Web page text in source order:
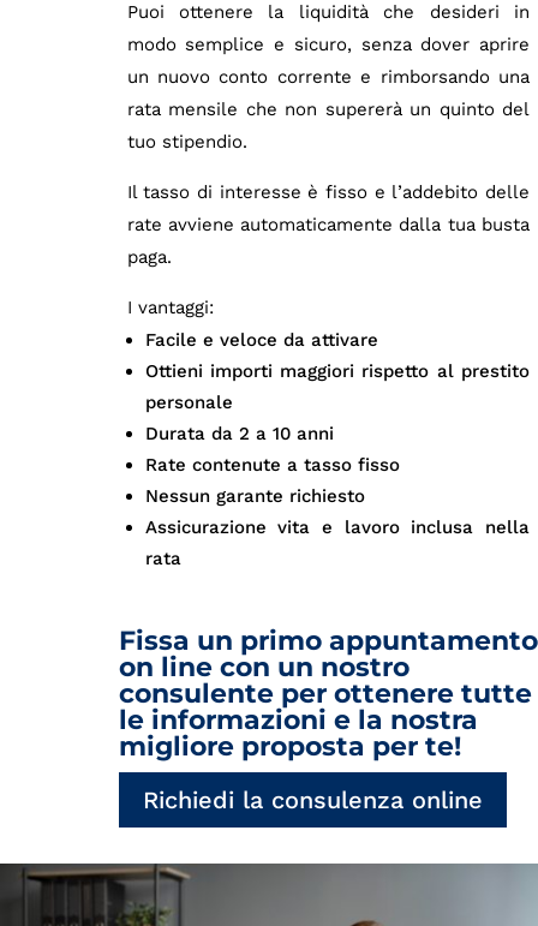
Puoi ottenere la liquidità che desideri in
modo semplice e sicuro, senza dover aprire
un nuovo conto corrente e rimborsando una
rata mensile che non supererà un quinto del
tuo stipendio.
Il tasso di interesse è fisso e l’addebito delle
rate avviene automaticamente dalla tua busta
paga.
I vantaggi:
Facile e veloce da attivare
Ottieni importi maggiori rispetto al prestito
personale
Durata da 2 a 10 anni
Rate contenute a tasso fisso
Nessun garante richiesto
Assicurazione vita e lavoro inclusa nella
rata
Fissa un primo appuntamento
on line con un nostro
consulente per ottenere tutte
le informazioni e la nostra
migliore proposta per te!
Richiedi la consulenza online